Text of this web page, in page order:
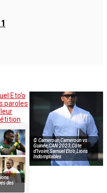
© Cameroun,Cameroun vs
Guinée,CAN 2023,Côte
d’Ivoire,Samuel Eto’o,Lions
Indomptables
Eto’o
paroles
des